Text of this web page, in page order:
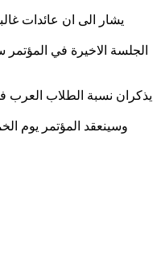
يشار الى ان عائدات